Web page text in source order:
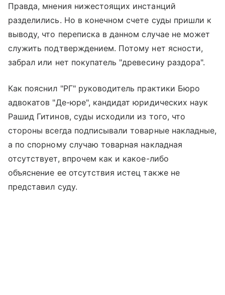
Правда, мнения нижестоящих инстанций
разделились. Но в конечном счете суды пришли к
выводу, что переписка в данном случае не может
служить подтверждением. Потому нет ясности,
забрал или нет покупатель "древесину раздора".
Как пояснил "РГ" руководитель практики Бюро
адвокатов "Де-юре", кандидат юридических наук
Рашид Гитинов, суды исходили из того, что
стороны всегда подписывали товарные накладные,
а по спорному случаю товарная накладная
отсутствует, впрочем как и какое-либо
объяснение ее отсутствия истец также не
представил суду.